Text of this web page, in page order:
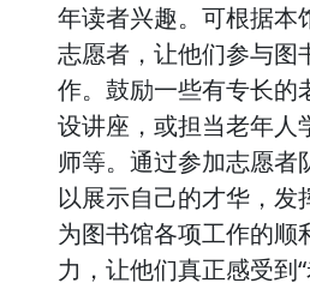
年读者兴趣。可根据本
志愿者，让他们参与图
作。鼓励一些有专长的
设讲座，或担当老年人
师等。通过参加志愿者
以展示自己的才华，发
为图书馆各项工作的顺
力，让他们真正感受到